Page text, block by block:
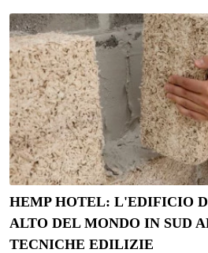
HEMP HOTEL: L'EDIFICIO
ALTO DEL MONDO IN SUD
TECNICHE EDILIZIE